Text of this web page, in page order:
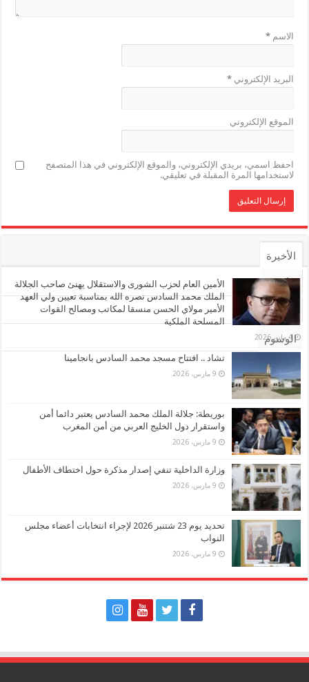
الاسم*
البريد الإلكتروني*
الموقع الإلكتروني
احفظ اسمي، بريدي الإلكتروني، والموقع الإلكتروني في هذا المتصفح
لاستخدامها المرة المقبلة في تعليقي.
الأخيرة
الأشهر
تعليقات
الوسوم
الأمين العام لحزب الشورى والاستقلال يهنئ صاحب الجلالة
الملك محمد السادس نصره الله بمناسبة تعيين ولي العهد
الأمير مولاي الحسن منسقا لمكاتب ومصالح القوات
المسلحة الملكية
4 مايو، 2026
تشاد .. افتتاح مسجد محمد السادس بانجامينا
9 مارس، 2026
بوريطة: جلالة الملك محمد السادس يعتبر دائما أمن
واستقرار دول الخليج العربي من أمن المغرب
9 مارس، 2026
وزارة الداخلية تنفي إصدار مذكرة حول اختطاف الأطفال
9 مارس، 2026
تحديد يوم 23 شتنبر 2026 لإجراء انتخابات أعضاء مجلس
النواب
9 مارس، 2026